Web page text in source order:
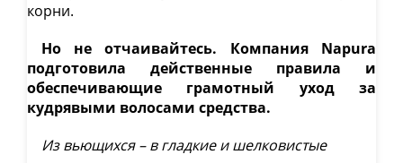
корни.
Но не отчаивайтесь. Компания Napura
подготовила действенные правила и
обеспечивающие грамотный уход за
кудрявыми волосами средства.
Из вьющихся – в гладкие и шелковистые